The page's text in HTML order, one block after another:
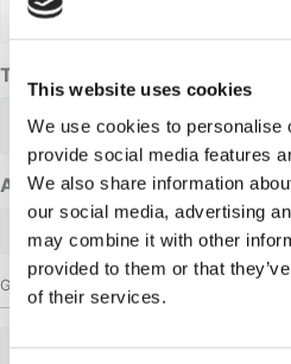
This website uses cookies
We use cookies to personalise
provide social media features
We also share information
our social media, advertising
may combine it with other
provided to them or that
of their services.
Telefonnummer
Anmodet dato
Gruppestørrelse